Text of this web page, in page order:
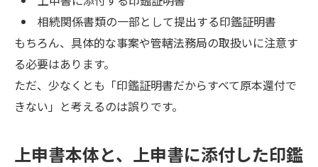
相続関係書類の一部として提出する印鑑証明書
もちろん、具体的な事案や管轄法務局の取扱いに注意す
る必要はあります。
ただ、少なくとも「印鑑証明書だからすべて原本還付で
きない」と考えるのは誤りです。
上申書本体と、上申書に添付した印鑑